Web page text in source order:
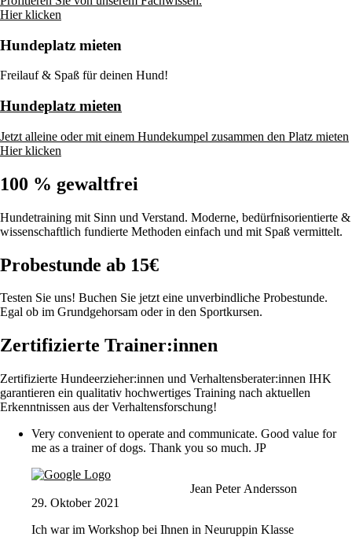
Hier klicken
Hundeplatz mieten
Freilauf & Spaß für deinen Hund!
Hundeplatz mieten
Jetzt alleine oder mit einem Hundekumpel zusammen den Platz mieten
Hier klicken
100 % gewaltfrei
Hundetraining mit Sinn und Verstand. Moderne, bedürfnisorientierte &
wissenschaftlich fundierte Methoden einfach und mit Spaß vermittelt.
Probestunde ab 15€
Testen Sie uns! Buchen Sie jetzt eine unverbindliche Probestunde.
Egal ob im Grundgehorsam oder in den Sportkursen.
Zertifizierte Trainer:innen
Zertifizierte Hundeerzieher:innen und Verhaltens­berater:innen IHK
garantieren ein qualitativ hoch­wertiges Training nach aktuellen
Erkenntnissen aus der Verhaltensforschung!
Very convenient to operate and communicate. Good value for
me as a trainer of dogs. Thank you so much. JP
Jean Peter Andersson
29. Oktober 2021
Ich war im Workshop bei Ihnen in Neuruppin Klasse